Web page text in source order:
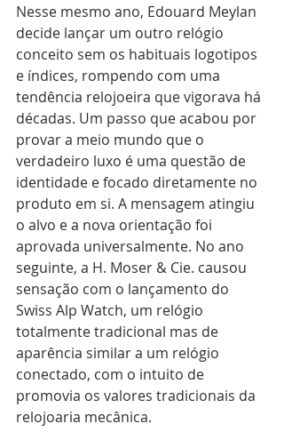
Nesse mesmo ano, Edouard Meylan
decide lançar um outro relógio
conceito sem os habituais logotipos
e índices, rompendo com uma
tendência relojoeira que vigorava há
décadas. Um passo que acabou por
provar a meio mundo que o
verdadeiro luxo é uma questão de
identidade e focado diretamente no
produto em si. A mensagem atingiu
o alvo e a nova orientação foi
aprovada universalmente. No ano
seguinte, a H. Moser & Cie. causou
sensação com o lançamento do
Swiss Alp Watch, um relógio
totalmente tradicional mas de
aparência similar a um relógio
conectado, com o intuito de
promovia os valores tradicionais da
relojoaria mecânica.